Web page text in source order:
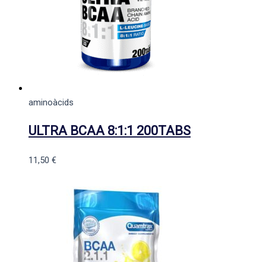
aminoàcids
ULTRA BCAA 8:1:1 200TABS
11,50 €